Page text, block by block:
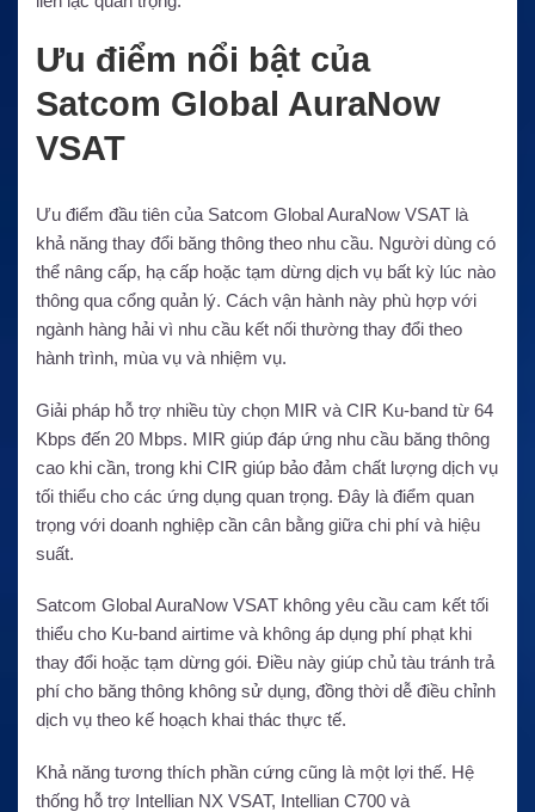
Ưu điểm nổi bật của
Satcom Global AuraNow
VSAT
Ưu điểm đầu tiên của Satcom Global AuraNow VSAT là
khả năng thay đổi băng thông theo nhu cầu. Người dùng có
thể nâng cấp, hạ cấp hoặc tạm dừng dịch vụ bất kỳ lúc nào
thông qua cổng quản lý. Cách vận hành này phù hợp với
ngành hàng hải vì nhu cầu kết nối thường thay đổi theo
hành trình, mùa vụ và nhiệm vụ.
Giải pháp hỗ trợ nhiều tùy chọn MIR và CIR Ku-band từ 64
Kbps đến 20 Mbps. MIR giúp đáp ứng nhu cầu băng thông
cao khi cần, trong khi CIR giúp bảo đảm chất lượng dịch vụ
tối thiểu cho các ứng dụng quan trọng. Đây là điểm quan
trọng với doanh nghiệp cần cân bằng giữa chi phí và hiệu
suất.
Satcom Global AuraNow VSAT không yêu cầu cam kết tối
thiểu cho Ku-band airtime và không áp dụng phí phạt khi
thay đổi hoặc tạm dừng gói. Điều này giúp chủ tàu tránh trả
phí cho băng thông không sử dụng, đồng thời dễ điều chỉnh
dịch vụ theo kế hoạch khai thác thực tế.
Khả năng tương thích phần cứng cũng là một lợi thế. Hệ
thống hỗ trợ Intellian NX VSAT, Intellian C700 và